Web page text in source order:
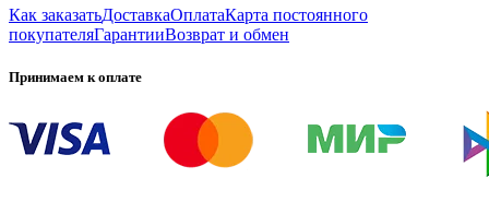
Как заказатьДоставкаОплатаКарта постоянного
покупателяГарантииВозврат и обмен
Принимаем к оплате